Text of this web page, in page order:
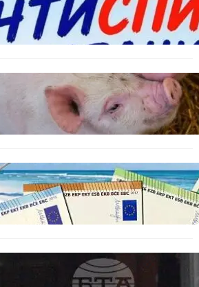
безплатни и анонимни
за ХИВ и други инфекции през
във Варненско: Африканска чума
е открита край Гроздьово
цените в две валути: От 9 август
ще са само в евро.
отбелязва 147 години от създаването